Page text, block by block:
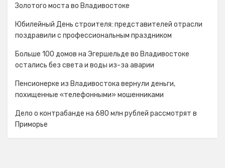
Золотого моста во Владивостоке
Юбилейный День строителя: представителей отрасли
поздравили с профессиональным праздником
Больше 100 домов на Эгершельде во Владивостоке
остались без света и воды из-за аварии
Пенсионерке из Владивостока вернули деньги,
похищенные «телефонными» мошенниками
Дело о контрабанде на 680 млн рублей рассмотрят в
Приморье